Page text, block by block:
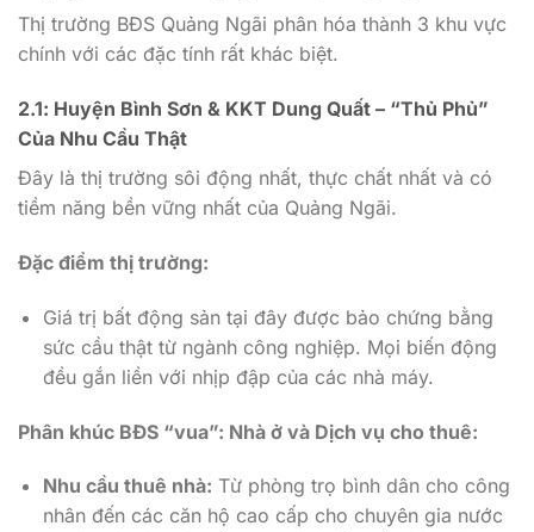
Thị trường BĐS Quảng Ngãi phân hóa thành 3 khu vực
chính với các đặc tính rất khác biệt.
2.1: Huyện Bình Sơn & KKT Dung Quất – “Thủ Phủ”
Của Nhu Cầu Thật
Đây là thị trường sôi động nhất, thực chất nhất và có
tiềm năng bền vững nhất của Quảng Ngãi.
Đặc điểm thị trường:
Giá trị bất động sản tại đây được bảo chứng bằng
sức cầu thật từ ngành công nghiệp. Mọi biến động
đều gắn liền với nhịp đập của các nhà máy.
Phân khúc BĐS “vua”: Nhà ở và Dịch vụ cho thuê:
Nhu cầu thuê nhà: Từ phòng trọ bình dân cho công
nhân đến các căn hộ cao cấp cho chuyên gia nước